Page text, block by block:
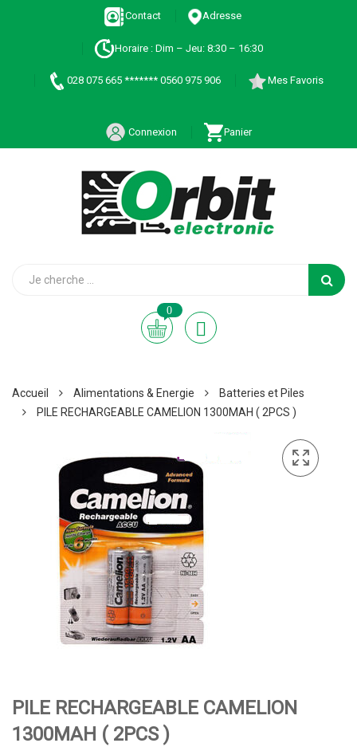
Contact Adresse
Horaire : Dim – Jeu: 8:30 – 16:30
028 075 665 ******* 0560 975 906 Mes Favoris
Connexion Panier
0
Accueil Alimentations & Energie
Batteries et Piles
PILE RECHARGEABLE CAMELION 1300MAH ( 2PCS )
PILE RECHARGEABLE CAMELION
1300MAH ( 2PCS )